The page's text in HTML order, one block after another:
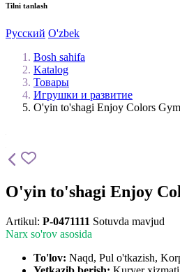
Tilni tanlash
Русский O'zbek
Bosh sahifa
Katalog
Товары
Игрушки и развитие
O'yin to'shagi Enjoy Colors Gym
O'yin to'shagi Enjoy
Artikul: P-0471111 Sotuvda mavjud
Narx so'rov asosida
To'lov: Naqd, Pul o'tkazish,